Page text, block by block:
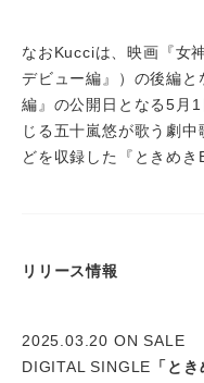
なおKucciは、映画『女
デビュー編』）の後編
編』の公開日となる5月
じる五十嵐悠が歌う劇
どを収録した『ときめき
リリース情報
2025.03.20 ON SALE
DIGITAL SINGLE 「とき